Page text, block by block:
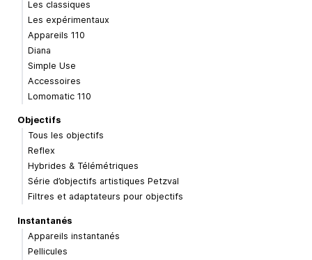
Les classiques
Les expérimentaux
Appareils 110
Diana
Simple Use
Accessoires
Lomomatic 110
Objectifs
Tous les objectifs
Reflex
Hybrides & Télémétriques
Série d’objectifs artistiques Petzval
Filtres et adaptateurs pour objectifs
Instantanés
Appareils instantanés
Pellicules